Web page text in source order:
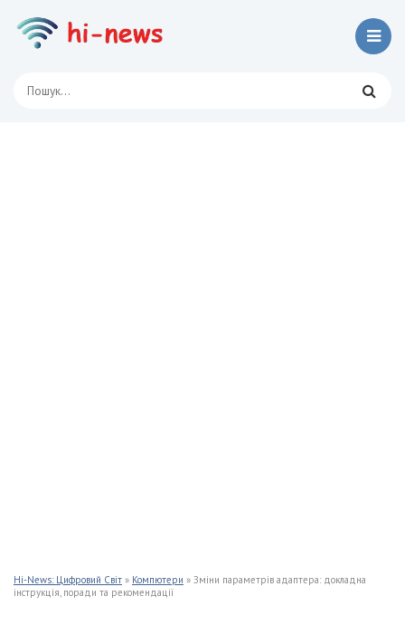
Hi-News: Цифровий Світ » Компютери » Зміни параметрів адаптера: докладна
інструкція, поради та рекомендації